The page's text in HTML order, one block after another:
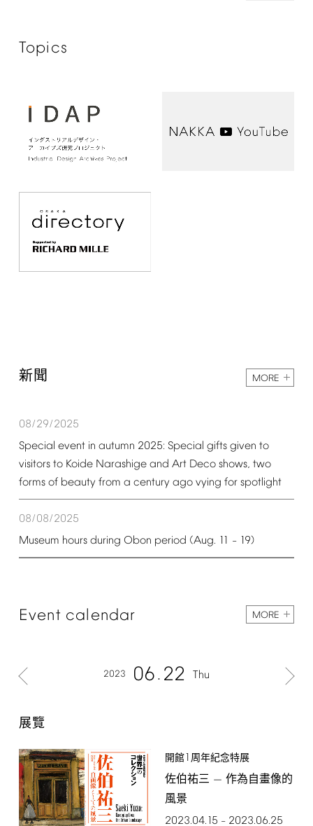
Topics
新聞 MORE
08/29/2025
Special event in autumn 2025: Special gifts given to
visitors to Koide Narashige and Art Deco shows, two
forms of beauty from a century ago vying for spotlight
08/08/2025
Museum hours during Obon period (Aug. 11 – 19)
Event calendar MORE
2023 06 22 Thu
展覽
開館1周年紀念特展
佐伯祐三 — 作為自畫像的
風景
2023.04.15 – 2023.06.25